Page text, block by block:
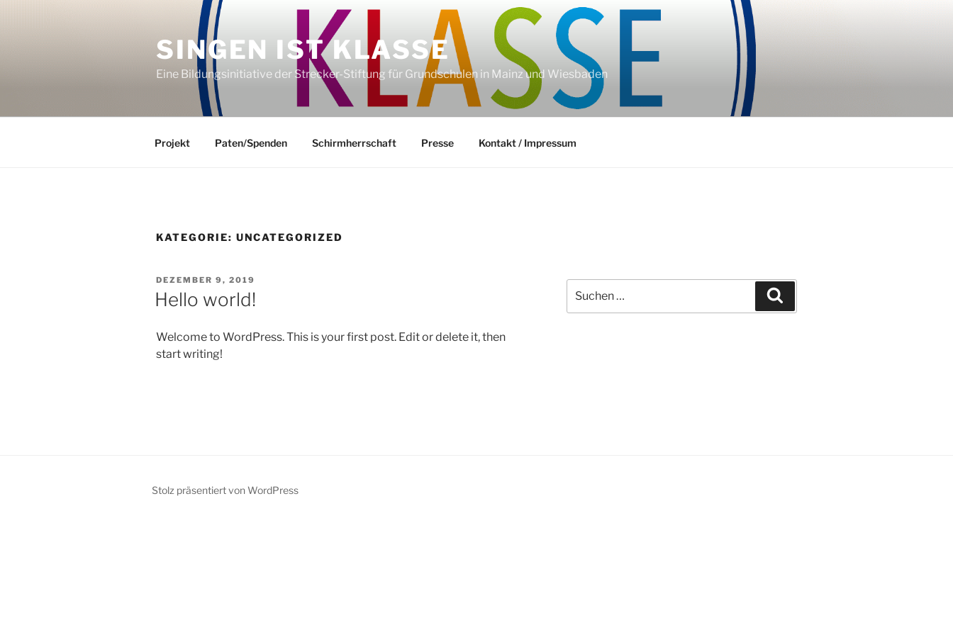
SINGEN IST KLASSE
Eine Bildungsinitiative der Strecker-Stiftung für Grundschulen in Mainz und Wiesbaden
Projekt Paten/Spenden Schirmherrschaft Presse Kontakt / Impressum
KATEGORIE: UNCATEGORIZED
VERÖFFENTLICHT
AM
DEZEMBER 9, 2019
Hello world!
Welcome to WordPress. This is your first post. Edit or delete it, then
start writing!
nach:
Stolz präsentiert von WordPress